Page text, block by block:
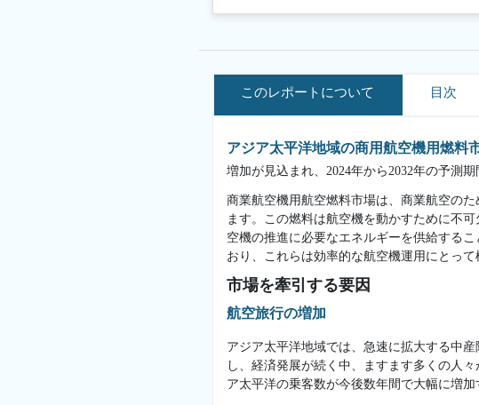
このレポートについて 目次
アジア太平洋地域の商用航空機用燃料
増加が見込まれ、2024年から2032年の予測
商業航空機用航空燃料市場は、商業航空の
ます。この燃料は航空機を動かすために不
空機の推進に必要なエネルギーを供給する
おり、これらは効率的な航空機運用にとって
市場を牽引する要因
航空旅行の増加
アジア太平洋地域では、急速に拡大する中
し、経済発展が続く中、ますます多くの人
ア太平洋の乗客数が今後数年間で大幅に増